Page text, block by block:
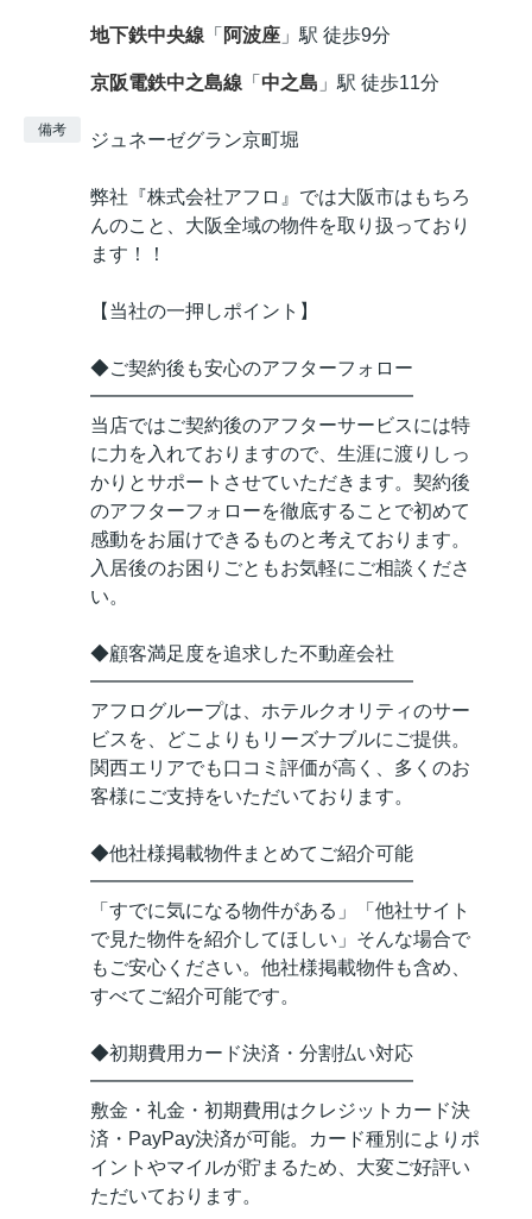
地下鉄中央線 「 阿波座 」駅 徒歩9分
京阪電鉄中之島線 「 中之島 」駅 徒歩11分
備考 ジュネーゼグラン京町堀
弊社『株式会社アフロ』では大阪市はもちろ
んのこと、大阪全域の物件を取り扱っており
ます！！
【当社の一押しポイント】
◆ご契約後も安心のアフターフォロー
━━━━━━━━━━━━━━━━━
当店ではご契約後のアフターサービスには特
に力を入れておりますので、生涯に渡りしっ
かりとサポートさせていただきます。契約後
のアフターフォローを徹底することで初めて
感動をお届けできるものと考えております。
入居後のお困りごともお気軽にご相談くださ
い。
◆顧客満足度を追求した不動産会社
━━━━━━━━━━━━━━━━━
アフログループは、ホテルクオリティのサー
ビスを、どこよりもリーズナブルにご提供。
関西エリアでも口コミ評価が高く、多くのお
客様にご支持をいただいております。
◆他社様掲載物件まとめてご紹介可能
━━━━━━━━━━━━━━━━━
「すでに気になる物件がある」「他社サイト
で見た物件を紹介してほしい」そんな場合で
もご安心ください。他社様掲載物件も含め、
すべてご紹介可能です。
◆初期費用カード決済・分割払い対応
━━━━━━━━━━━━━━━━━
敷金・礼金・初期費用はクレジットカード決
済・PayPay決済が可能。カード種別によりポ
イントやマイルが貯まるため、大変ご好評い
ただいております。